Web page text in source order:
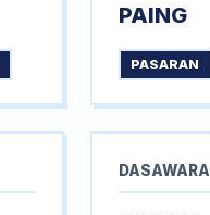
PAING
PASARAN
DASAWARA